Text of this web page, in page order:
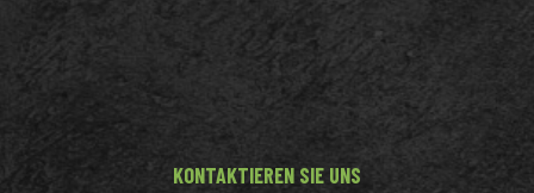
KONTAKTIEREN SIE UNS